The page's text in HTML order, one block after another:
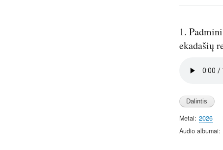
1.
ekadašių
Metai 2026
Audio albumai